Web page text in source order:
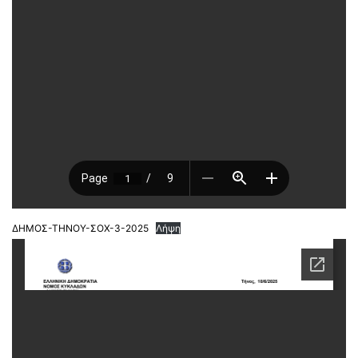
ΔΗΜΟΣ-ΤΗΝΟΥ-ΣΟΧ-3-2025 Λήψη